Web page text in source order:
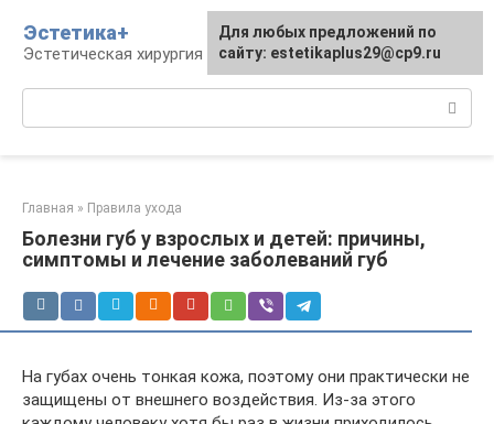
контенту
Эстетика+
Эстетическая хирургия и косметология
Главная » Правила ухода
Болезни губ у взрослых и детей: причины,
симптомы и лечение заболеваний губ
На губах очень тонкая кожа, поэтому они практически не
защищены от внешнего воздействия. Из-за этого
Для любых предложений по
сайту: estetikaplus29@cp9.ru